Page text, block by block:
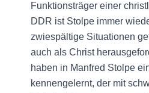
Funktionsträger einer
DDR ist Stolpe immer
zwiespältige Situationen
auch als Christ
haben in Manfred Stolpe
kennengelernt, der mit